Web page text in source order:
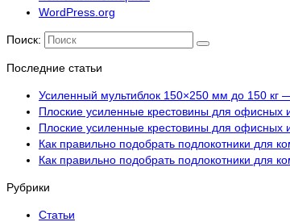
WordPress.org
Поиск:
Последние статьи
Усиленный мультиблок 150×250 мм до 150
Плоские усиленные крестовины для офисных
Плоские усиленные крестовины для офисных
Как правильно подобрать подлокотники для
Как правильно подобрать подлокотники для
Рубрики
Статьи